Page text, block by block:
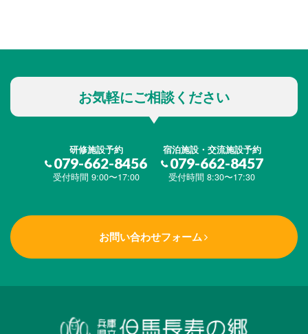
お気軽にご相談ください
研修施設予約
079-662-8456
受付時間 9:00〜17:00
宿泊施設・交流施設予約
079-662-8457
受付時間 8:30〜17:30
お問い合わせフォーム